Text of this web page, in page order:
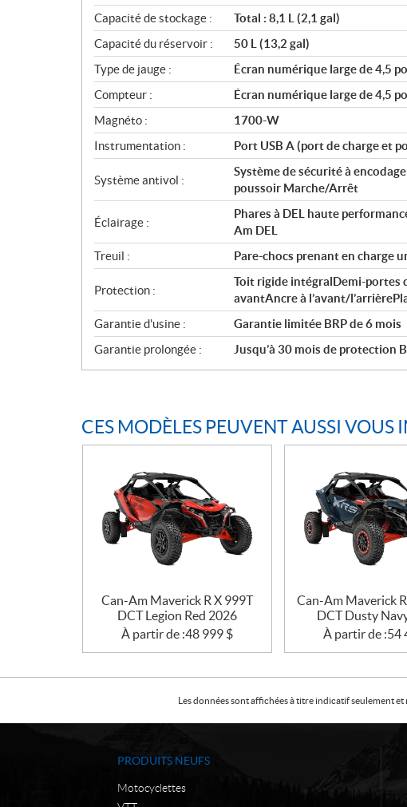
Capacité de stockage :
Total : 8,1 L (2,1 gal)
Capacité du réservoir :
50 L (13,2 gal)
Type de jauge :
Écran numérique large de 4,5
Compteur :
Écran numérique large de 4,5
Magnéto :
1700-W
Instrumentation :
Port USB A (port de charge et
Système antivol :
Système de sécurité à
poussoir Marche/Arrêt
Éclairage :
Phares à DEL haute
Am DEL
Treuil :
Pare-chocs prenant en charge
Protection :
Toit rigide intégralDemi-portes
avantAncre à l’avant/
Garantie d'usine :
Garantie limitée BRP de 6 mois
Garantie prolongée :
Jusqu’à 30 mois de protection
CES MODÈLES PEUVENT AUSSI VOUS
Can-Am Maverick R X 999T
DCT Legion Red 2026
À partir de :48 999 $
Can-Am Maverick
DCT Dusty
À partir de :54
Les données sont affichées à titre indicatif seulement
PRODUITS NEUFS
Motocyclettes